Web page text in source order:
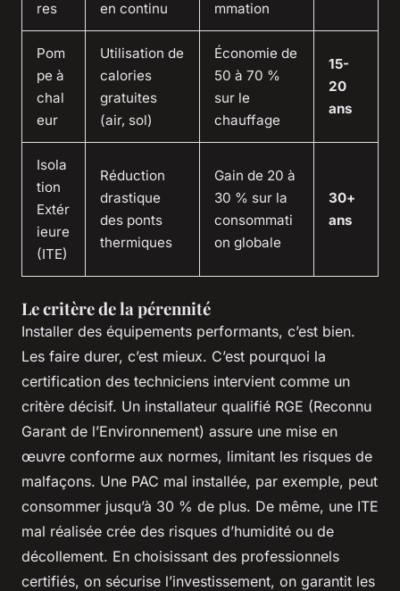
res
en continu
mmation
Pom
pe à
chal
eur
Utilisation de
calories
gratuites
(air, sol)
Économie de
50 à 70 %
sur le
chauffage
15-
20
ans
Isola
tion
Extér
ieure
(ITE)
Réduction
drastique
des ponts
thermiques
Gain de 20 à
30 % sur la
consommati
on globale
30+
ans
Le critère de la pérennité
Installer des équipements performants, c’est bien.
Les faire durer, c’est mieux. C’est pourquoi la
certification des techniciens intervient comme un
critère décisif. Un installateur qualifié RGE (Reconnu
Garant de l’Environnement) assure une mise en
œuvre conforme aux normes, limitant les risques de
malfaçons. Une PAC mal installée, par exemple, peut
consommer jusqu’à 30 % de plus. De même, une ITE
mal réalisée crée des risques d’humidité ou de
décollement. En choisissant des professionnels
certifiés, on sécurise l’investissement, on garantit les